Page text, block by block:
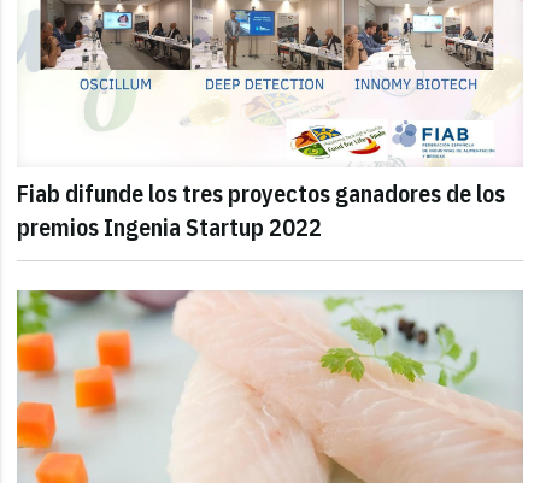
Fiab difunde los tres proyectos ganadores de los
premios Ingenia Startup 2022